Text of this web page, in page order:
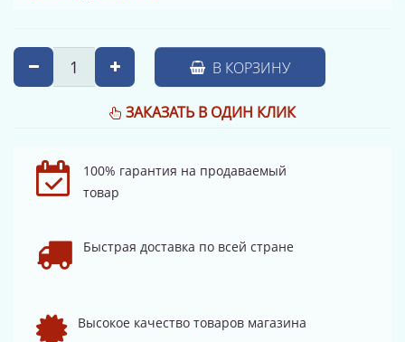
В КОРЗИНУ
ЗАКАЗАТЬ В ОДИН КЛИК
100% гарантия на продаваемый
товар
Быстрая доставка по всей стране
Высокое качество товаров магазина